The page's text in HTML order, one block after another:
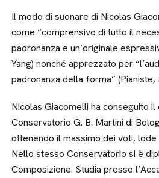
Il modo di suonare di Nicolas
come “comprensivo di tutto il
padronanza e un’originale
Yang) nonché apprezzato per
padronanza della forma” (Pianiste,
Nicolas Giacomelli ha conseguito
Conservatorio G. B. Martini di
ottenendo il massimo dei voti,
Nello stesso Conservatorio si è
Composizione. Studia presso